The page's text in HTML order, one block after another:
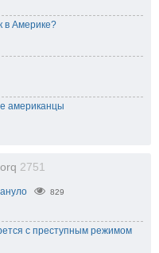
в Америке?
американцы
2751
829
с преступным режимом